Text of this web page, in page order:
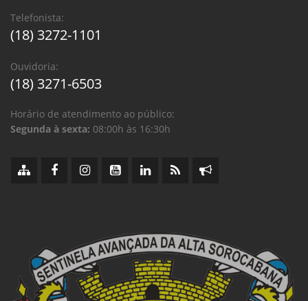
Telefonista:
(18) 3272-1101
Ouvidoria:
(18) 3271-6503
Horário de atendimento ao público:
Segunda à sexta: 08:00h às 16:30h